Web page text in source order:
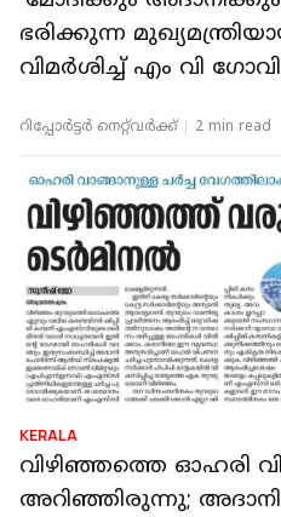
ഭരിക്കുന്ന
വിമര്‍ശിച്ച് എം വി
റിപ്പോർട്ടർ നെറ്റ്‌വര്‍ക്ക്‌ 2 min read
KERALA
വിഴിഞ്ഞത്തെ ഓഹരി
അറിഞ്ഞിരുന്നു; അദാനി